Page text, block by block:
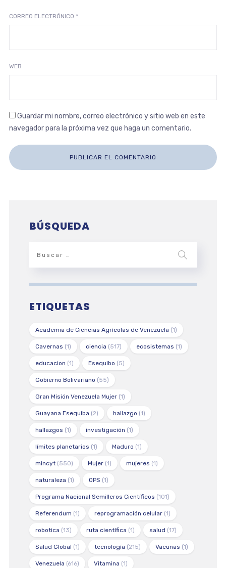
CORREO ELECTRÓNICO *
WEB
Guardar mi nombre, correo electrónico y sitio web en este
navegador para la próxima vez que haga un comentario.
BÚSQUEDA
ETIQUETAS
Academia de Ciencias Agrícolas de Venezuela (1)
Cavernas (1) ciencia (517) ecosistemas (1)
educacion (1) Esequibo (5)
Gobierno Bolivariano (55)
Gran Misión Venezuela Mujer(1)
Guayana Esequiba (2) hallazgo (1)
hallazgos (1) investigación (1)
límites planetarios (1) Maduro (1)
mincyt(550) Mujer(1) mujeres (1)
naturaleza (1) OPS (1)
Programa Nacional Semilleros Científicos (101)
Referendum (1) reprogramación celular(1)
robotica (13) ruta científica (1) salud (17)
Salud Global (1) tecnología (215) Vacunas (1)
Venezuela (616) Vitamina (1)